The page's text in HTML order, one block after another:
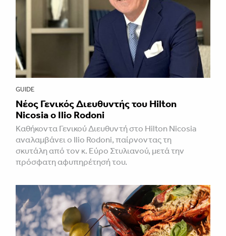
GUIDE
Νέος Γενικός Διευθυντής του Hilton
Nicosia ο Ilio Rodoni
Καθήκοντα Γενικού Διευθυντή στο Hilton Nicosia
αναλαμβάνει ο Ilio Rodoni, παίρνοντας τη
σκυτάλη από τον κ. Εύρο Στυλιανού, μετά την
πρόσφατη αφυπηρέτησή του.